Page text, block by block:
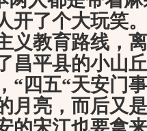
开了个大玩笑
义教育路线，
昌平县的小山
“四五“天安门
月亮，而后又